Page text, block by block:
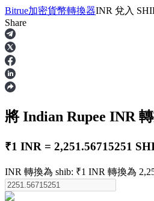
合約
USDT永續
Bitrue加密貨幣轉換器INR 兌入
Share
將 Indian Rupee INR
₹1 INR = 2,251.56715251
INR 轉換為 shib: ₹1 INR 轉換為